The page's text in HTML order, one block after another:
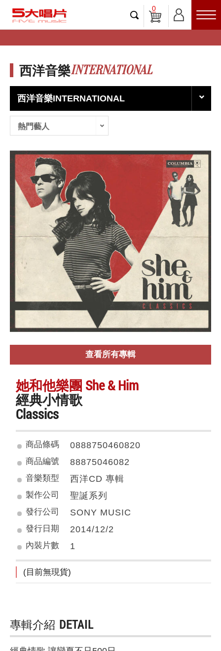
0
西洋音樂INTERNATIONAL
西洋音樂INTERNATIONAL
熱門藝人
查看所有專輯
她和他樂團 She & Him
經典小情歌
Classics
商品條碼 0888750460820
商品編號 88875046082
音樂類型 西洋CD 專輯
製作公司 聖誕系列
發行公司 SONY MUSIC
發行日期 2014/12/2
內裝片數 1
(目前無現貨)
專輯介紹 DETAIL